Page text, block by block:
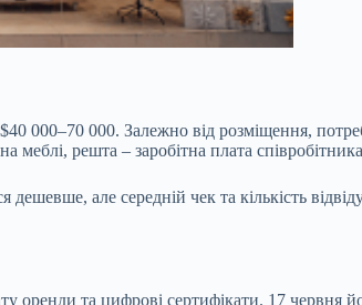
000–70 000. Залежно від розміщення,
решта – заробітна плата
але середній чек та кількість
оренди та цифрові сертифікати. 17